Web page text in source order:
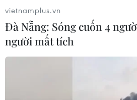
vietnamplus.vn
Đà Nẵng: Sóng cuốn 4
người mất tích